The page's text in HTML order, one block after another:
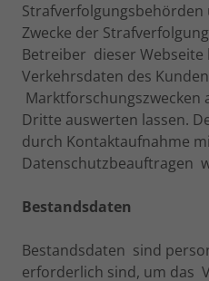
Zwecke der
Betreiber dieser Webseite
Verkehrsdaten des
Marktforschungszwecken
Dritte auswerten lassen.
durch Kontaktaufnahme
Datenschutzbeauftragen
Bestandsdaten
Bestandsdaten sind
erforderlich sind, um das